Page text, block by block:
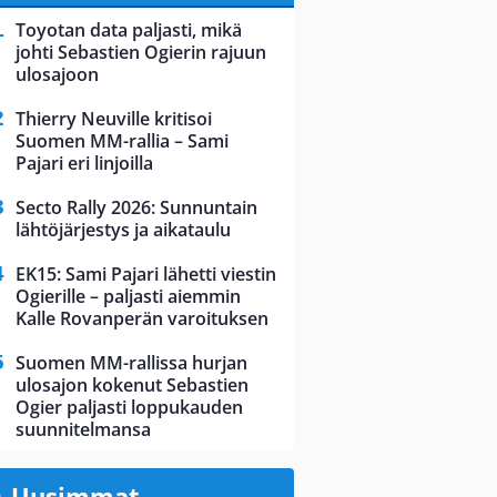
Toyotan data paljasti, mikä
johti Sebastien Ogierin rajuun
ulosajoon
Thierry Neuville kritisoi
Suomen MM-rallia – Sami
Pajari eri linjoilla
Secto Rally 2026: Sunnuntain
lähtöjärjestys ja aikataulu
EK15: Sami Pajari lähetti viestin
Ogierille – paljasti aiemmin
Kalle Rovanperän varoituksen
Suomen MM-rallissa hurjan
ulosajon kokenut Sebastien
Ogier paljasti loppukauden
suunnitelmansa